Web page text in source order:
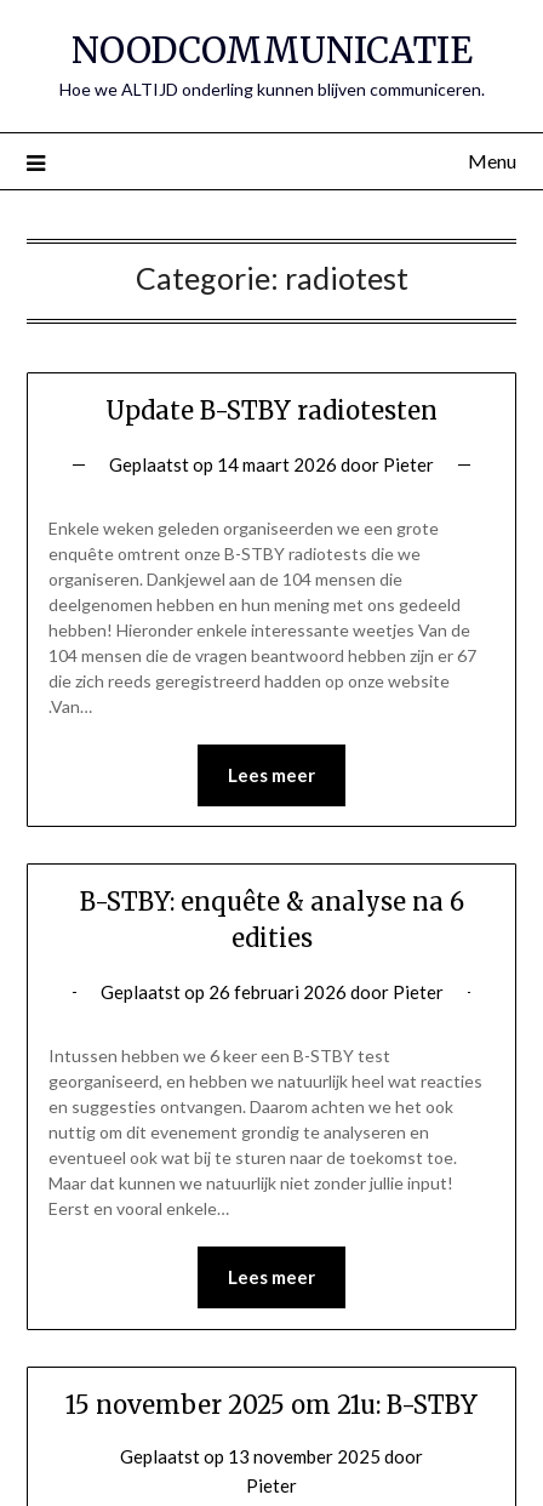
NOODCOMMUNICATIE
Hoe we ALTIJD onderling kunnen blijven communiceren.
Menu
Categorie: radiotest
Update B-STBY radiotesten
Geplaatst op 14 maart 2026 door Pieter
Enkele weken geleden organiseerden we een grote
enquête omtrent onze B-STBY radiotests die we
organiseren. Dankjewel aan de 104 mensen die
deelgenomen hebben en hun mening met ons gedeeld
hebben! Hieronder enkele interessante weetjes Van de
104 mensen die de vragen beantwoord hebben zijn er 67
die zich reeds geregistreerd hadden op onze website
.Van…
Lees meer
B-STBY: enquête & analyse na 6
edities
Geplaatst op 26 februari 2026 door Pieter
Intussen hebben we 6 keer een B-STBY test
georganiseerd, en hebben we natuurlijk heel wat reacties
en suggesties ontvangen. Daarom achten we het ook
nuttig om dit evenement grondig te analyseren en
eventueel ook wat bij te sturen naar de toekomst toe.
Maar dat kunnen we natuurlijk niet zonder jullie input!
Eerst en vooral enkele…
Lees meer
15 november 2025 om 21u: B-STBY
Geplaatst op 13 november 2025 door
Pieter